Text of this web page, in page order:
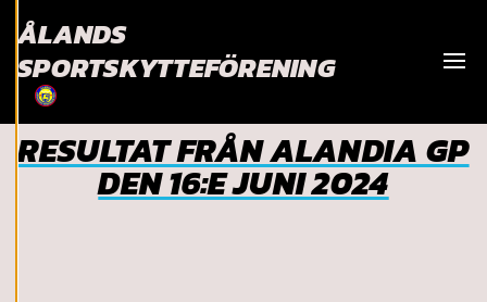
tillhandahålla
intressant för dig.
Du har kontroll över
cookiepreferenser
och kan ändra dem
ÅLANDS
SPORTSKYTTEFÖRENING
RESULTAT FRÅN ALANDIA GP
DEN 16:E JUNI 2024